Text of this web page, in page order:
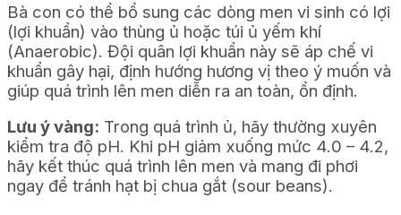
Bà con có thể bổ sung các dòng men vi sinh có lợi
(lợi khuẩn) vào thùng ủ hoặc túi ủ yếm khí
(Anaerobic). Đội quân lợi khuẩn này sẽ áp chế vi
khuẩn gây hại, định hướng hương vị theo ý muốn và
giúp quá trình lên men diễn ra an toàn, ổn định.
Lưu ý vàng: Trong quá trình ủ, hãy thường xuyên
kiểm tra độ pH. Khi pH giảm xuống mức 4.0 – 4.2,
hãy kết thúc quá trình lên men và mang đi phơi
ngay để tránh hạt bị chua gắt (sour beans).